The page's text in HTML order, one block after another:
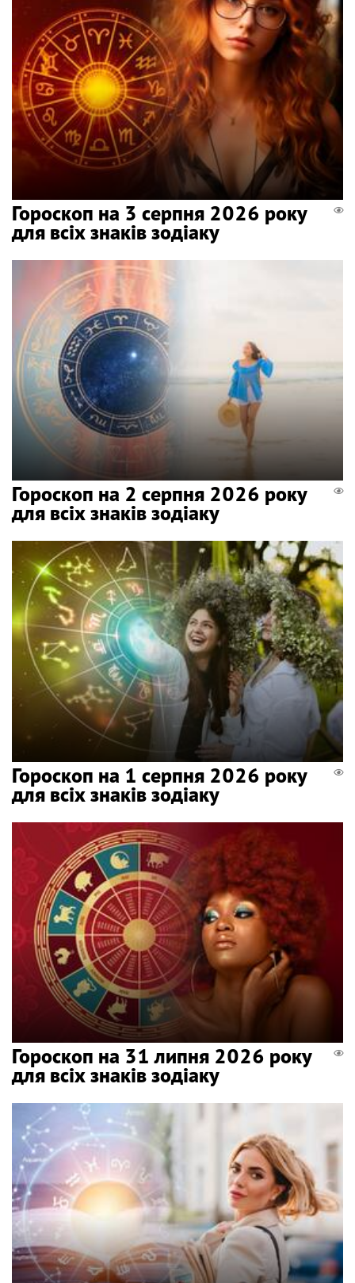
Гороскоп на 3 серпня 2026 року
для всіх знаків зодіаку
Гороскоп на 2 серпня 2026 року
для всіх знаків зодіаку
Гороскоп на 1 серпня 2026 року
для всіх знаків зодіаку
Гороскоп на 31 липня 2026 року
для всіх знаків зодіаку